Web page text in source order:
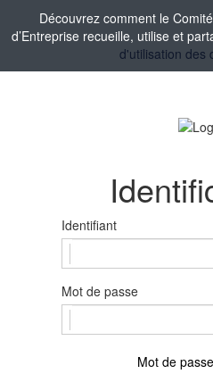
Découvrez comment le
d’Entreprise recueille, utilise et
d'utilisation des
Identifiant
Mot de passe
Mot de